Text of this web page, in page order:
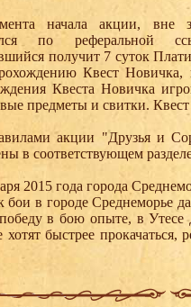
начала акции, вне
по
получит 7 суток
Квест
Квеста Новичка
предметы и свитки.
акции "Друзья и
в соответствующем
2015 года города
бои в городе Среднеморье
в бою опыте, в
быстрее прокачаться,